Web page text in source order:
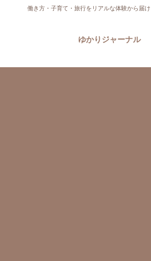
働き方・子育て・旅行をリアルな体験から届
ゆかりジャーナル